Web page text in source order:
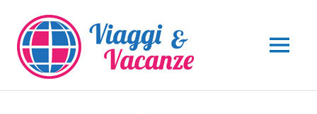
contenuto
MENU